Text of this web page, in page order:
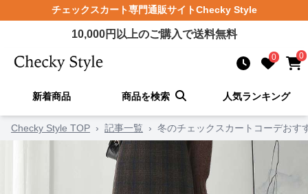
チェックスカート専門通販サイトChecky Style
10,000円以上のご購入で送料無料
0 0
新着商品 商品を検索 人気ランキング
Checky Style TOP › 記事一覧 › 冬のチェックスカートコーデおす